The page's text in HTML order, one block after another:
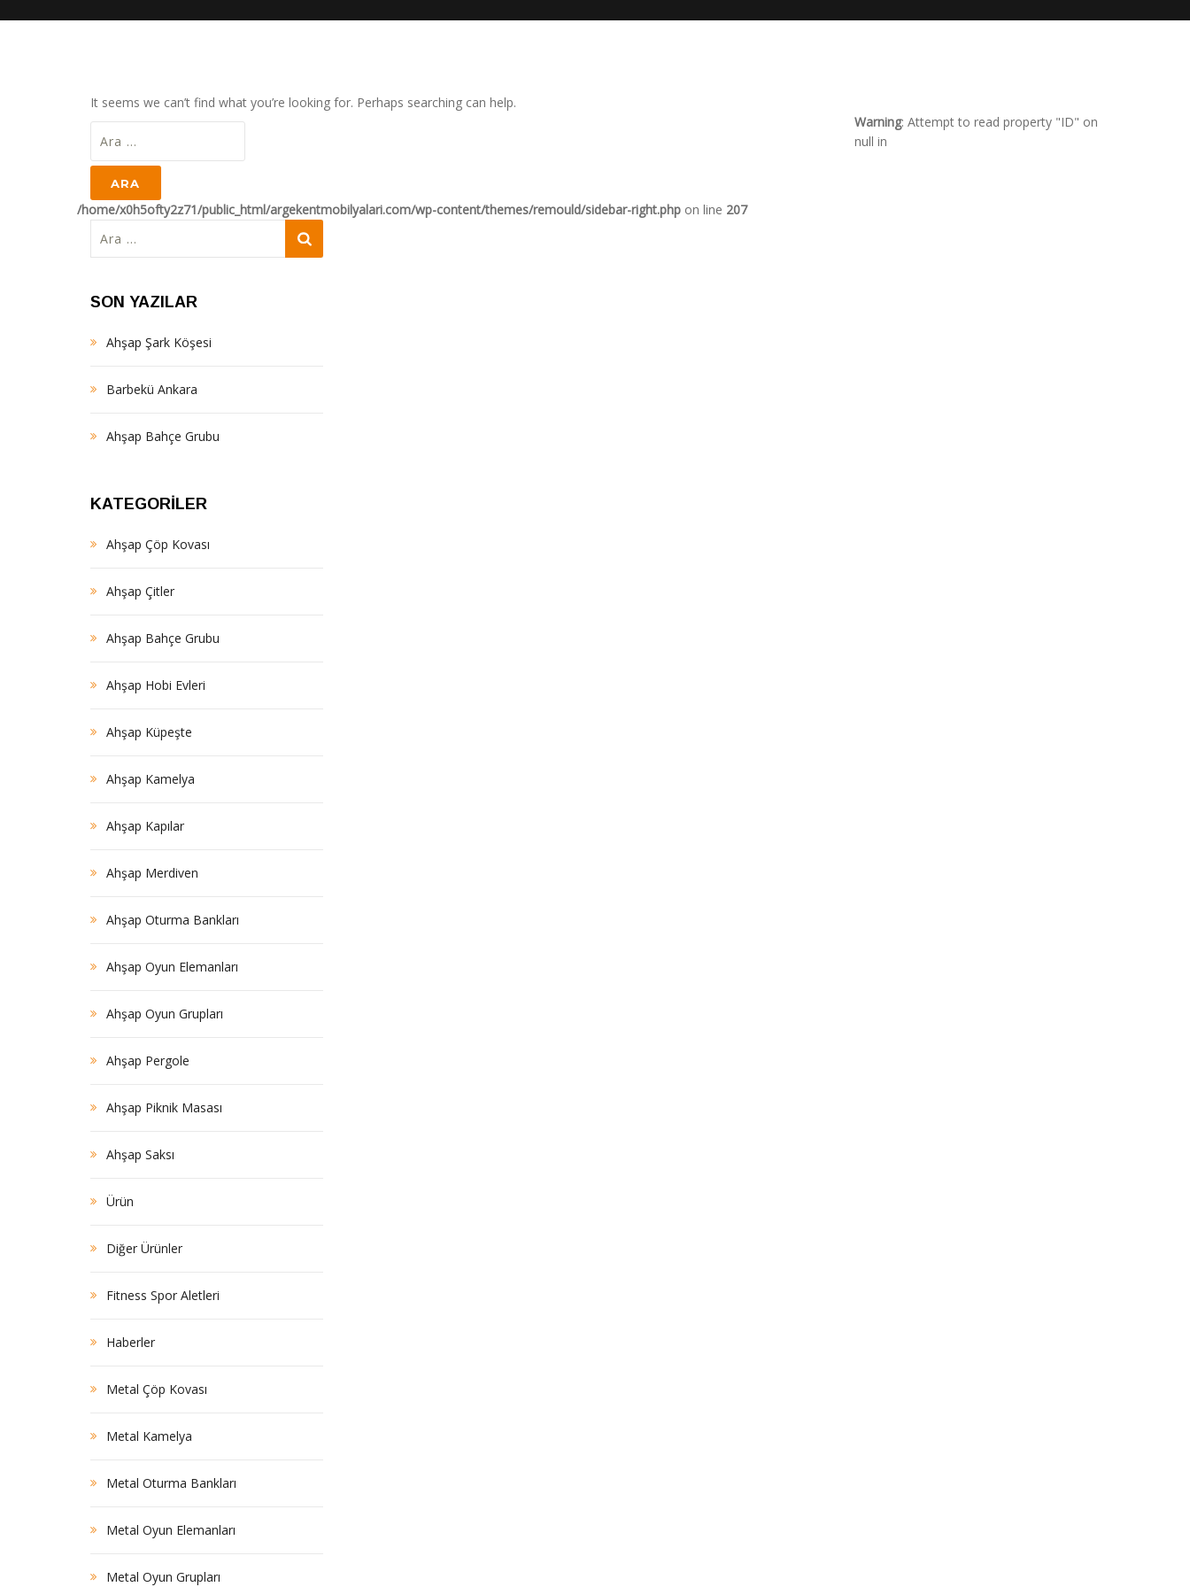
It seems we can’t find what you’re looking for. Perhaps searching can help.
Warning: Attempt to read property "ID" on
null in
/home/x0h5ofty2z71/public_html/argekentmobilyalari.com/wp-content/themes/remould/sidebar-right.php on line 207
SON YAZILAR
Ahşap Şark Köşesi
Barbekü Ankara
Ahşap Bahçe Grubu
KATEGORILER
Ahşap Çöp Kovası
Ahşap Çitler
Ahşap Bahçe Grubu
Ahşap Hobi Evleri
Ahşap Küpeşte
Ahşap Kamelya
Ahşap Kapılar
Ahşap Merdiven
Ahşap Oturma Bankları
Ahşap Oyun Elemanları
Ahşap Oyun Grupları
Ahşap Pergole
Ahşap Piknik Masası
Ahşap Saksı
Ürün
Diğer Ürünler
Fitness Spor Aletleri
Haberler
Metal Çöp Kovası
Metal Kamelya
Metal Oturma Bankları
Metal Oyun Elemanları
Metal Oyun Grupları